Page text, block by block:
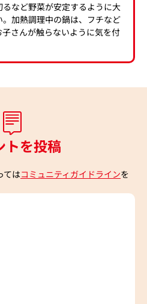
など野菜が安定するように大
加熱調理中の鍋は、フチなど
さんが触らないように気を付
トを投稿
てはコミュニティガイドラインを